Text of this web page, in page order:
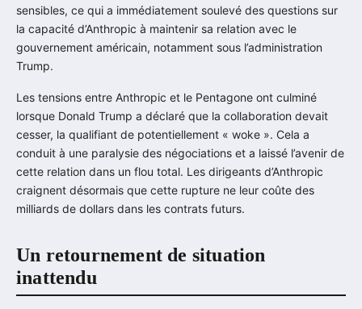
sensibles, ce qui a immédiatement soulevé des questions sur
la capacité d’Anthropic à maintenir sa relation avec le
gouvernement américain, notamment sous l’administration
Trump.
Les tensions entre Anthropic et le Pentagone ont culminé
lorsque Donald Trump a déclaré que la collaboration devait
cesser, la qualifiant de potentiellement « woke ». Cela a
conduit à une paralysie des négociations et a laissé l’avenir de
cette relation dans un flou total. Les dirigeants d’Anthropic
craignent désormais que cette rupture ne leur coûte des
milliards de dollars dans les contrats futurs.
Un retournement de situation
inattendu